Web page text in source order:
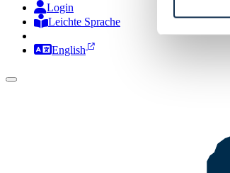
Login
Leichte Sprache
Zur Deutschen Gebärdensprache
English